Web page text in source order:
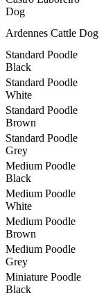
Dog
Ardennes Cattle Dog
Standard Poodle
Black
Standard Poodle
White
Standard Poodle
Brown
Standard Poodle
Grey
Medium Poodle
Black
Medium Poodle
White
Medium Poodle
Brown
Medium Poodle
Grey
Miniature Poodle
Black